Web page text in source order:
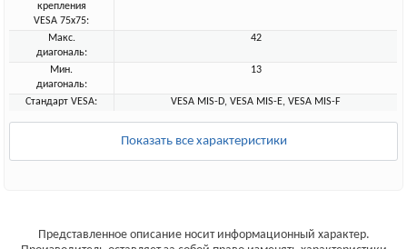
крепления
VESA 75х75:
Макс.
диагональ:
42
Мин.
диагональ:
13
Стандарт VESA: VESA MIS-D, VESA MIS-E, VESA MIS-F
Показать все характеристики
Представленное описание носит информационный характер.